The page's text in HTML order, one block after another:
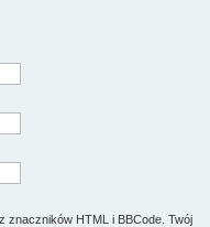
znaczników HTML i BBCode. Twój